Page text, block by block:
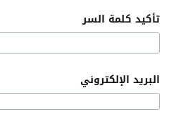
تأكيد كلمة السر
البريد الإلكتروني